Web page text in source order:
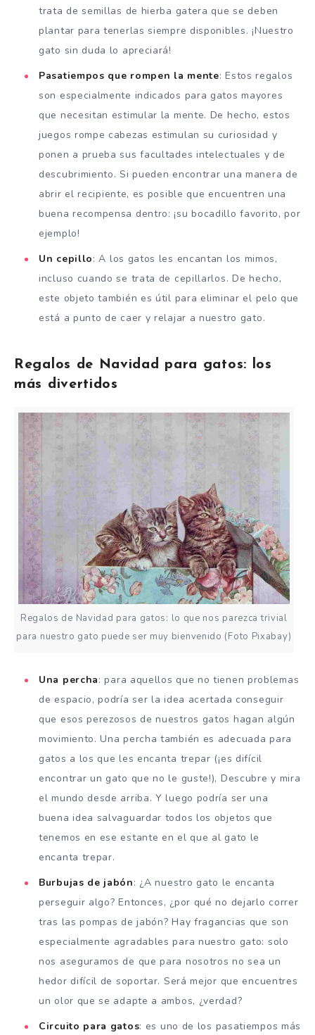
trata de semillas de hierba gatera que se deben
plantar para tenerlas siempre disponibles. ¡Nuestro
gato sin duda lo apreciará!
Pasatiempos que rompen la mente: Estos regalos
son especialmente indicados para gatos mayores
que necesitan estimular la mente. De hecho, estos
juegos rompe cabezas estimulan su curiosidad y
ponen a prueba sus facultades intelectuales y de
descubrimiento. Si pueden encontrar una manera de
abrir el recipiente, es posible que encuentren una
buena recompensa dentro: ¡su bocadillo favorito, por
ejemplo!
Un cepillo: A los gatos les encantan los mimos,
incluso cuando se trata de cepillarlos. De hecho,
este objeto también es útil para eliminar el pelo que
está a punto de caer y relajar a nuestro gato.
Regalos de Navidad para gatos: los
más divertidos
Regalos de Navidad para gatos: lo que nos parezca trivial
para nuestro gato puede ser muy bienvenido (Foto Pixabay)
Una percha: para aquellos que no tienen problemas
de espacio, podría ser la idea acertada conseguir
que esos perezosos de nuestros gatos hagan algún
movimiento. Una percha también es adecuada para
gatos a los que les encanta trepar (¡es difícil
encontrar un gato que no le guste!), Descubre y mira
el mundo desde arriba. Y luego podría ser una
buena idea salvaguardar todos los objetos que
tenemos en ese estante en el que al gato le
encanta trepar.
Burbujas de jabón: ¿A nuestro gato le encanta
perseguir algo? Entonces, ¿por qué no dejarlo correr
tras las pompas de jabón? Hay fragancias que son
especialmente agradables para nuestro gato: solo
nos aseguramos de que para nosotros no sea un
hedor difícil de soportar. Será mejor que encuentres
un olor que se adapte a ambos, ¿verdad?
Circuito para gatos: es uno de los pasatiempos más